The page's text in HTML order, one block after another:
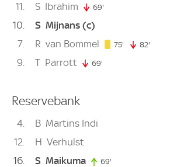
11
S Ibrahim 69'
10 S Mijnans (c)
7
R van Bommel 75' 75. minute
82'
9 T Parrott 69'
Reservebank
4 B Martins Indi
12
H Verhulst
16
S Maikuma 69'